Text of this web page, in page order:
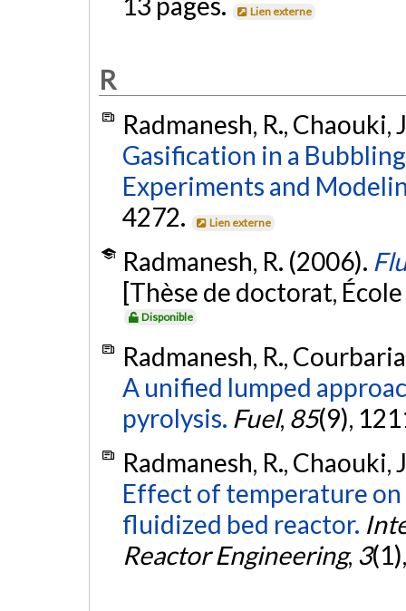
Lien externe
R
Radmanesh, R., Chaouki,
Gasification in a
Experiments and
4272.
Lien externe
Radmanesh, R. (2006).
[Thèse de doctorat,
Disponible
Radmanesh, R.,
A unified lumped
pyrolysis. Fuel, 85(9),
Radmanesh, R., Chaouki,
Effect of temperature
fluidized bed reactor.
Reactor Engineering, 3